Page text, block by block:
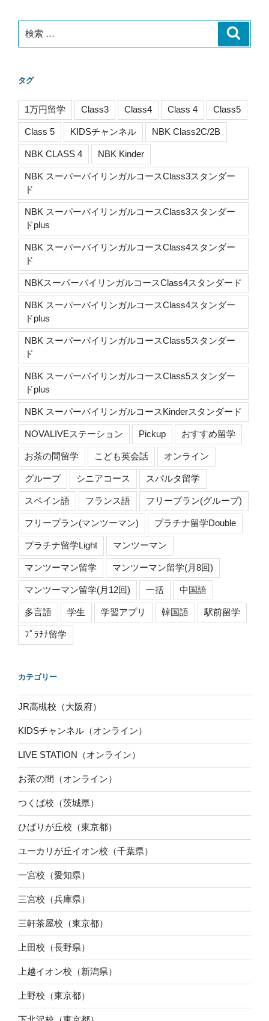
索:
タグ
1万円留学 Class3 Class4 Class 4 Class5
Class 5 KIDSチャンネル NBK Class2C/2B
NBK CLASS 4 NBK Kinder
NBK スーパーバイリンガルコースClass3スタンダー
ド
NBK スーパーバイリンガルコースClass3スタンダー
ドplus
NBK スーパーバイリンガルコースClass4スタンダー
ド
NBKスーパーバイリンガルコースClass4スタンダード
NBK スーパーバイリンガルコースClass4スタンダー
ドplus
NBK スーパーバイリンガルコースClass5スタンダー
ド
NBK スーパーバイリンガルコースClass5スタンダー
ドplus
NBK スーパーバイリンガルコースKinderスタンダード
NOVALIVEステーション Pickup おすすめ留学
お茶の間留学 こども英会話 オンライン
グループ シニアコース スパルタ留学
スペイン語 フランス語 フリープラン(グループ)
フリープラン(マンツーマン) プラチナ留学Double
プラチナ留学Light マンツーマン
マンツーマン留学 マンツーマン留学(月8回)
マンツーマン留学(月12回) 一括 中国語
多言語 学生 学習アプリ 韓国語 駅前留学
ﾌﾟﾗﾁﾅ留学
カテゴリー
JR高槻校（大阪府）
KIDSチャンネル（オンライン）
LIVE STATION（オンライン）
お茶の間（オンライン）
つくば校（茨城県）
ひばりが丘校（東京都）
ユーカリが丘イオン校（千葉県）
一宮校（愛知県）
三宮校（兵庫県）
三軒茶屋校（東京都）
上田校（長野県）
上越イオン校（新潟県）
上野校（東京都）